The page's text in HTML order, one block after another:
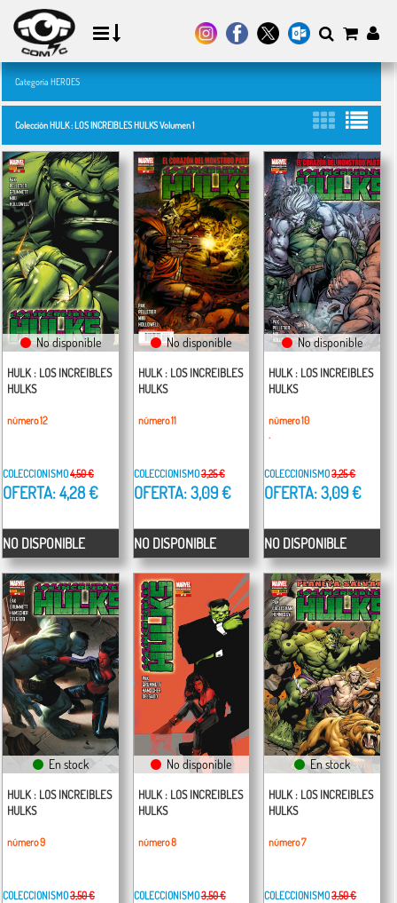
Categoría HEROES
Colección HULK : LOS INCREIBLES HULKS Volumen 1
No disponible
HULK : LOS INCREIBLES
HULKS
número 12
COLECCIONISMO4,50 €
OFERTA: 4,28 €
NO DISPONIBLE
No disponible
HULK : LOS INCREIBLES
HULKS
número 11
COLECCIONISMO3,25 €
OFERTA: 3,09 €
NO DISPONIBLE
No disponible
HULK : LOS INCREIBLES
HULKS
número 10
.
COLECCIONISMO3,25 €
OFERTA: 3,09 €
NO DISPONIBLE
En stock
HULK : LOS INCREIBLES
HULKS
número 9
COLECCIONISMO3,50 €
No disponible
HULK : LOS INCREIBLES
HULKS
número 8
COLECCIONISMO3,50 €
En stock
HULK : LOS INCREIBLES
HULKS
número 7
COLECCIONISMO3,50 €